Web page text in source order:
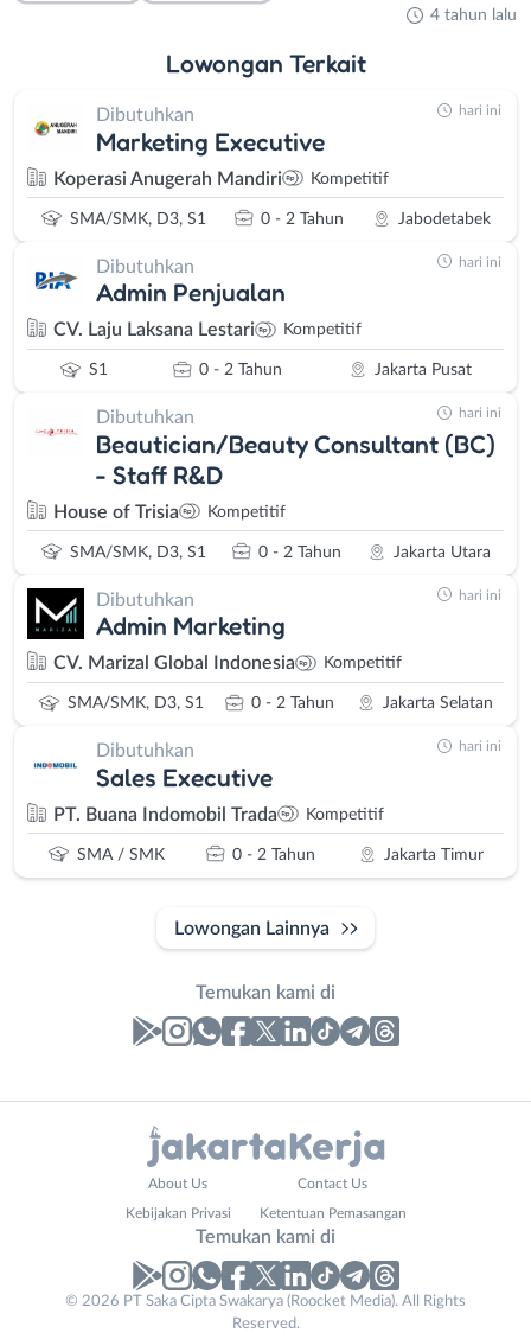
4 tahun lalu
Lowongan Terkait
Dibutuhkan
Marketing Executive
Koperasi Anugerah Mandiri Kompetitif
SMA/SMK, D3, S1 0 - 2 Tahun Jabodetabek
hari ini
Dibutuhkan
Admin Penjualan
CV. Laju Laksana Lestari Kompetitif
S1 0 - 2 Tahun Jakarta Pusat
hari ini
Dibutuhkan
Beautician/Beauty Consultant (BC)
- Staff R&D
House of Trisia Kompetitif
SMA/SMK, D3, S1 0 - 2 Tahun Jakarta Utara
hari ini
Dibutuhkan
Admin Marketing
CV. Marizal Global Indonesia Kompetitif
SMA/SMK, D3, S1 0 - 2 Tahun Jakarta Selatan
hari ini
Dibutuhkan
Sales Executive
PT. Buana Indomobil Trada Kompetitif
SMA / SMK 0 - 2 Tahun Jakarta Timur
hari ini
Lowongan Lainnya
Temukan kami di
No. Telp /
About Us Contact Us
Kebijakan Privasi Ketentuan Pemasangan
Temukan kami di
© 2026 PT Saka Cipta Swakarya (Roocket Media). All Rights
Reserved.